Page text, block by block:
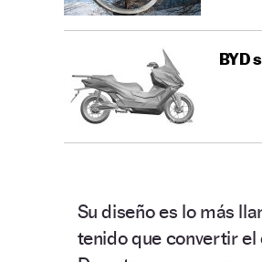
BYD
Su diseño es lo más
tenido que convertir